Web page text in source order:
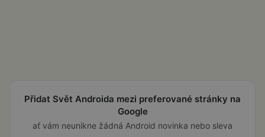
Přidat Svět Androida mezi preferované stránky na
Google
ať vám neunikne žádná Android novinka nebo sleva